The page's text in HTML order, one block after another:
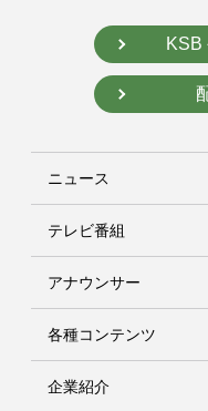
KSB
ニュース
テレビ番組
アナウンサー
各種コンテンツ
企業紹介